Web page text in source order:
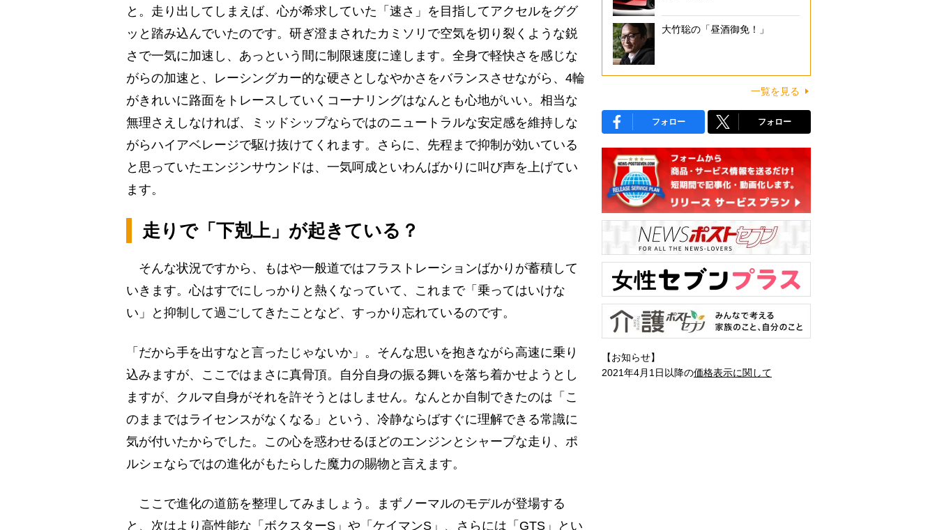
と。走り出してしまえば、心が希求していた「速さ」を目指してアクセルをググ
ッと踏み込んでいたのです。研ぎ澄まされたカミソリで空気を切り裂くような鋭
さで一気に加速し、あっという間に制限速度に達します。全身で軽快さを感じな
がらの加速と、レーシングカー的な硬さとしなやかさをバランスさせながら、4輪
がきれいに路面をトレースしていくコーナリングはなんとも心地がいい。相当な
無理さえしなければ、ミッドシップならではのニュートラルな安定感を維持しな
がらハイアベレージで駆け抜けてくれます。さらに、先程まで抑制が効いている
と思っていたエンジンサウンドは、一気呵成といわんばかりに叫び声を上げてい
ます。
走りで「下剋上」が起きている？
そんな状況ですから、もはや一般道ではフラストレーションばかりが蓄積して
いきます。心はすでにしっかりと熱くなっていて、これまで「乗ってはいけな
い」と抑制して過ごしてきたことなど、すっかり忘れているのです。
「だから手を出すなと言ったじゃないか」。そんな思いを抱きながら高速に乗り
込みますが、ここではまさに真骨頂。自分自身の振る舞いを落ち着かせようとし
ますが、クルマ自身がそれを許そうとはしません。なんとか自制できたのは「こ
のままではライセンスがなくなる」という、冷静ならばすぐに理解できる常識に
気が付いたからでした。この心を惑わせるほどのエンジンとシャープな走り、ポ
ルシェならではの進化がもたらした魔力の賜物と言えます。
ここで進化の道筋を整理してみましょう。まずノーマルのモデルが登場する
と、次はより高性能な「ボクスターS」や「ケイマンS」、さらには「GTS」とい
大竹聡の「昼酒御免！」
一覧を見る
フォロー フォロー
【お知らせ】
2021年4月1日以降の価格表示に関して